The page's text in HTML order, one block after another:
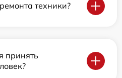
техники?
принять